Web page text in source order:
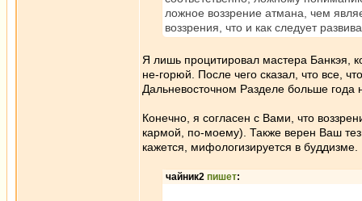
ложное воззрение атмана, чем
воззрения, что и как следует
Я лишь процитировал мастера Банкэя,
не-горюй. После чего сказал, что все,
Дальневосточном Разделе больше года
Конечно, я согласен с Вами, что
кармой, по-моему). Также верен Ваш
кажется, мифологизируется в
чайник2 пишет: